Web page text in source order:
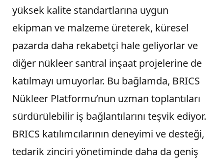
yüksek kalite standartlarına uygun
ekipman ve malzeme üreterek, küresel
pazarda daha rekabetçi hale geliyorlar ve
diğer nükleer santral inşaat projelerine de
katılmayı umuyorlar. Bu bağlamda, BRICS
Nükleer Platformu’nun uzman toplantıları
sürdürülebilir iş bağlantılarını teşvik ediyor.
BRICS katılımcılarının deneyimi ve desteği,
tedarik zinciri yönetiminde daha da geniş